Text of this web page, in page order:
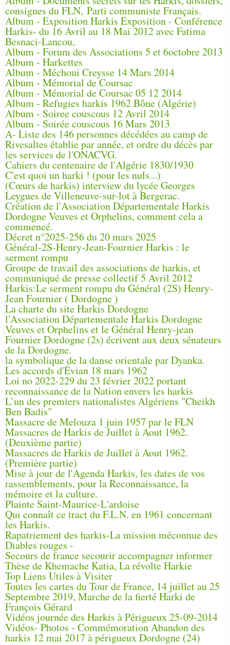
consignes du FLN, Parti communiste Français.
Album - Exposition Harkis Exposition - Conférence
Harkis- du 16 Avril au 18 Mai 2012 avec Fatima
Besnaci-Lancou,
Album - Forum des Associations 5 et 6octobre 2013
Album - Harkettes
Album - Méchoui Creysse 14 Mars 2014
Album - Mémorial de Coursac
Album - Mémorial de Coursac 05 12 2014
Album - Refugies harkis 1962 Bône (Algérie)
Album - Soiree couscous 12 Avril 2014
Album - Soirée couscous 16 Mars 2013
A- Liste des 146 personnes décédées au camp de
Rivesaltes établie par année, et ordre du décès par
les services de l'ONACVG.
Cahiers du centenaire de l'Algérie 1830/1930
C'est quoi un harki ! (pour les nuls...)
(Cœurs de harkis) interview du lycée Georges
Leygues de Villeneuve-sur-lot à Bergerac.
Création de l'Association Départementale Harkis
Dordogne Veuves et Orphelins, comment cela a
commencé.
Décret n°2025-256 du 20 mars 2025
Général-2S-Henry-Jean-Fournier Harkis : le
serment rompu
Groupe de travail des associations de harkis, et
communiqué de presse collectif 5 Avril 2012
Harkis:Le serment rompu du Général (2S) Henry-
Jean Fournier ( Dordogne )
La charte du site Harkis Dordogne
l'Association Départementale Harkis Dordogne
Veuves et Orphelins et le Général Henry-jean
Fournier Dordogne (2s) écrivent aux deux sénateurs
de la Dordogne.
la symbolique de la danse orientale par Dyanka.
Les accords d'Évian 18 mars 1962
Loi no 2022-229 du 23 février 2022 portant
reconnaissance de la Nation envers les harkis
L’un des premiers nationalistes Algériens "Cheikh
Ben Badis"
Massacre de Melouza 1 juin 1957 par le FLN
Massacres de Harkis de Juillet à Aout 1962.
(Deuxième partie)
Massacres de Harkis de Juillet à Aout 1962.
(Première partie)
Mise à jour de l'Agenda Harkis, les dates de vos
rassemblements, pour la Reconnaissance, la
mémoire et la culture.
Plainte Saint-Maurice-L'ardoise
Qui connaît ce tract du F.L.N. en 1961 concernant
les Harkis.
Rapatriement des harkis-La mission méconnue des
Diables rouges -
Secours de france secourir accompagner informer
Thèse de Khemache Katia, La révolte Harkie
Top Liens Utiles à Visiter
Toutes les cartes du Tour de France, 14 juillet au 25
Septembre 2019, Marche de la fierté Harki de
François Gérard
Vidéos journée des Harkis à Périgueux 25-09-2014
Vidéos- Photos - Commémoration Abandon des
harkis 12 mai 2017 à périgueux Dordogne (24)